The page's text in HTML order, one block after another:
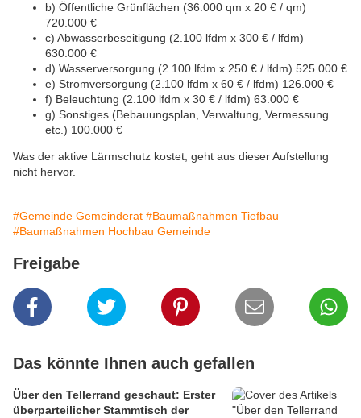
b) Öffentliche Grünflächen (36.000 qm x 20 € / qm)
720.000 €
c) Abwasserbeseitigung (2.100 lfdm x 300 € / lfdm)
630.000 €
d) Wasserversorgung (2.100 lfdm x 250 € / lfdm) 525.000 €
e) Stromversorgung (2.100 lfdm x 60 € / lfdm) 126.000 €
f) Beleuchtung (2.100 lfdm x 30 € / lfdm) 63.000 €
g) Sonstiges (Bebauungsplan, Verwaltung, Vermessung
etc.) 100.000 €
Was der aktive Lärmschutz kostet, geht aus dieser Aufstellung
nicht hervor.
#Gemeinde Gemeinderat #Baumaßnahmen Tiefbau
#Baumaßnahmen Hochbau Gemeinde
Freigabe
Das könnte Ihnen auch gefallen
Über den Tellerrand geschaut: Erster
überparteilicher Stammtisch der